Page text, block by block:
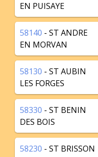
EN PUISAYE
58140 - ST ANDRE
EN MORVAN
58130 - ST AUBIN
LES FORGES
58330 - ST BENIN
DES BOIS
58230 - ST BRISSON